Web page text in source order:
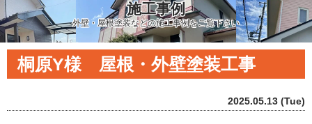
施工事例
外壁・屋根塗装などの施工事例をご覧下さい
桐原Y様 屋根・外壁塗装工事
2025.05.13 (Tue)